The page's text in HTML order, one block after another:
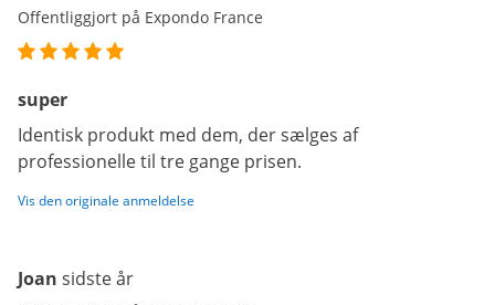
Offentliggjort på Expondo France
super
Identisk produkt med dem, der sælges af
professionelle til tre gange prisen.
Vis den originale anmeldelse
Joan sidste år